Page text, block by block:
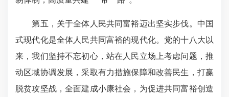
第五，关于全体人民共同富裕迈出坚实步伐。中国
式现代化是全体人民共同富裕的现代化。党的十八大以
来，我们坚持不忘初心，站在人民立场上考虑问题，推
动区域协调发展，采取有力措施保障和改善民生，打赢
脱贫攻坚战，全面建成小康社会，为促进共同富裕创造